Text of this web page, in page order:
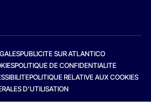
PUBLICITE SUR ATLANTICO
POLITIQUE DE CONFIDENTIALITE
POLITIQUE RELATIVE AUX COOKIES
D’UTILISATION